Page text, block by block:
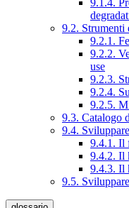
9.1.4.
9.2. Strumenti
9.2.1.
9.2.2.
use
9.2.3.
9.2.4.
9.2.5.
9.3. Catalogo
9.4.
9.4.1. Il
9.4.2. Il
9.4.3. Il
9.5.